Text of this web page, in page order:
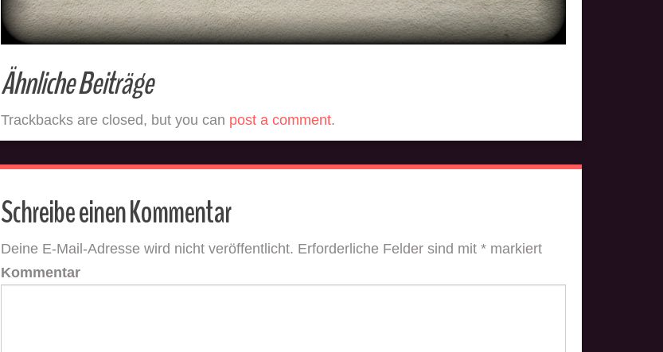
Ähnliche Beiträge
Trackbacks are closed, but you can post a comment.
Schreibe einen Kommentar
Deine E-Mail-Adresse wird nicht veröffentlicht. Erforderliche Felder sind mit * markiert
Kommentar